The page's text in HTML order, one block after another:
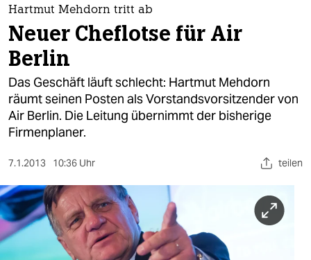
themen
politik
öko
gesellschaft
kultur
sport
berlin
nord
Hartmut Mehdorn tritt ab
Neuer Cheflotse für Air
Berlin
Das Geschäft läuft schlecht: Hartmut Mehdorn
räumt seinen Posten als Vorstandsvorsitzender von
Air Berlin. Die Leitung übernimmt der bisherige
Firmenplaner.
7.1.2013 10:36 Uhr teilen